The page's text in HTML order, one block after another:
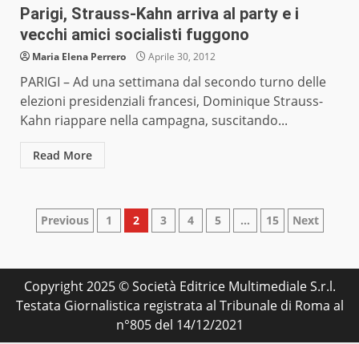
Parigi, Strauss-Kahn arriva al party e i
vecchi amici socialisti fuggono
Maria Elena Perrero Aprile 30, 2012
PARIGI – Ad una settimana dal secondo turno delle
elezioni presidenziali francesi, Dominique Strauss-
Kahn riappare nella campagna, suscitando...
Read More
Paginazione
articoli
Previous 1 2 3 4 5 … 15 Next
Copyright 2025 © Società Editrice Multimediale S.r.l.
Testata Giornalistica registrata al Tribunale di Roma al
n°805 del 14/12/2021